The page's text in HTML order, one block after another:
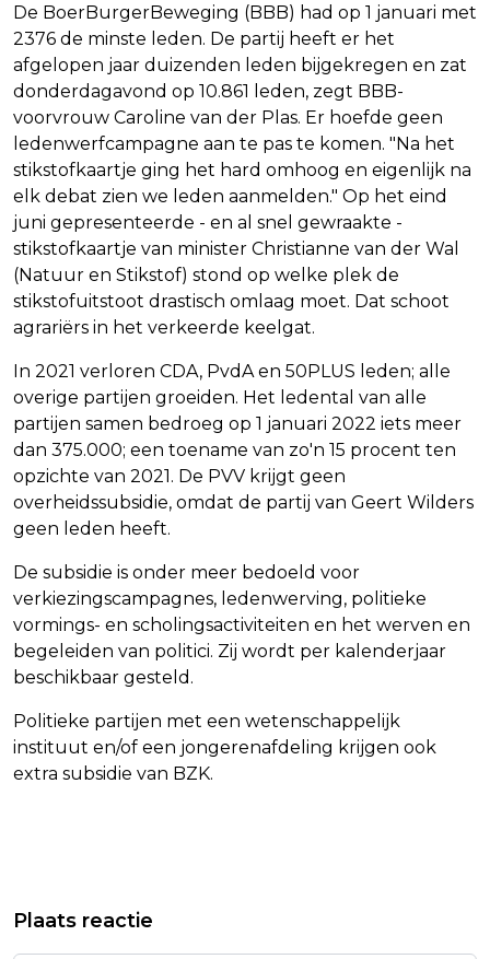
De BoerBurgerBeweging (BBB) had op 1 januari met
2376 de minste leden. De partij heeft er het
afgelopen jaar duizenden leden bijgekregen en zat
donderdagavond op 10.861 leden, zegt BBB-
voorvrouw Caroline van der Plas. Er hoefde geen
ledenwerfcampagne aan te pas te komen. "Na het
stikstofkaartje ging het hard omhoog en eigenlijk na
elk debat zien we leden aanmelden." Op het eind
juni gepresenteerde - en al snel gewraakte -
stikstofkaartje van minister Christianne van der Wal
(Natuur en Stikstof) stond op welke plek de
stikstofuitstoot drastisch omlaag moet. Dat schoot
agrariërs in het verkeerde keelgat.
In 2021 verloren CDA, PvdA en 50PLUS leden; alle
overige partijen groeiden. Het ledental van alle
partijen samen bedroeg op 1 januari 2022 iets meer
dan 375.000; een toename van zo'n 15 procent ten
opzichte van 2021. De PVV krijgt geen
overheidssubsidie, omdat de partij van Geert Wilders
geen leden heeft.
De subsidie is onder meer bedoeld voor
verkiezingscampagnes, ledenwerving, politieke
vormings- en scholingsactiviteiten en het werven en
begeleiden van politici. Zij wordt per kalenderjaar
beschikbaar gesteld.
Politieke partijen met een wetenschappelijk
instituut en/of een jongerenafdeling krijgen ook
extra subsidie van BZK.
RUIM 17 PROCENT IN NOVEMBER
VERTROUWEN ONDERNEMERS
Plaats reactie